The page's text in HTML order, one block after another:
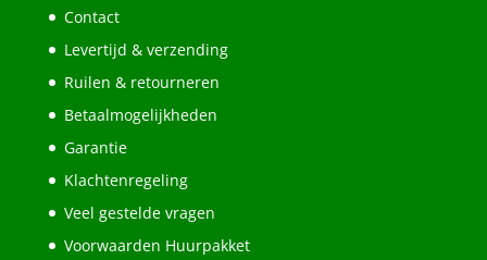
Contact
Levertijd & verzending
Ruilen & retourneren
Betaalmogelijkheden
Garantie
Klachtenregeling
Veel gestelde vragen
Voorwaarden Huurpakket